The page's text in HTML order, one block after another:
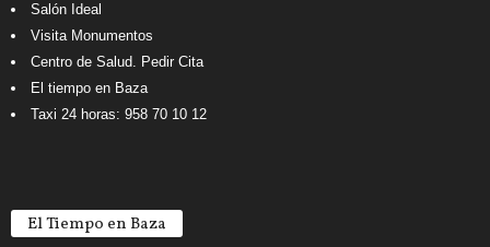
Salón Ideal
Visita Monumentos
Centro de Salud. Pedir Cita
El tiempo en Baza
Taxi 24 horas: 958 70 10 12
El Tiempo en Baza